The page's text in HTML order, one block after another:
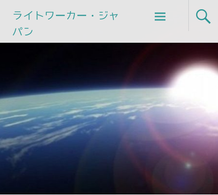
ライトワーカー・ジャ
パン
Skip
to